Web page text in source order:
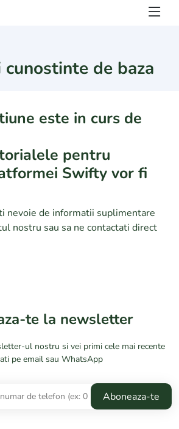
de baza
este in curs de
pentru
Swifty vor fi
nevoie de informatii suplimentare
nostru sau sa ne contactati direct
te la newsletter
ul nostru si vei primi cele mai recente
pe email sau WhatsApp